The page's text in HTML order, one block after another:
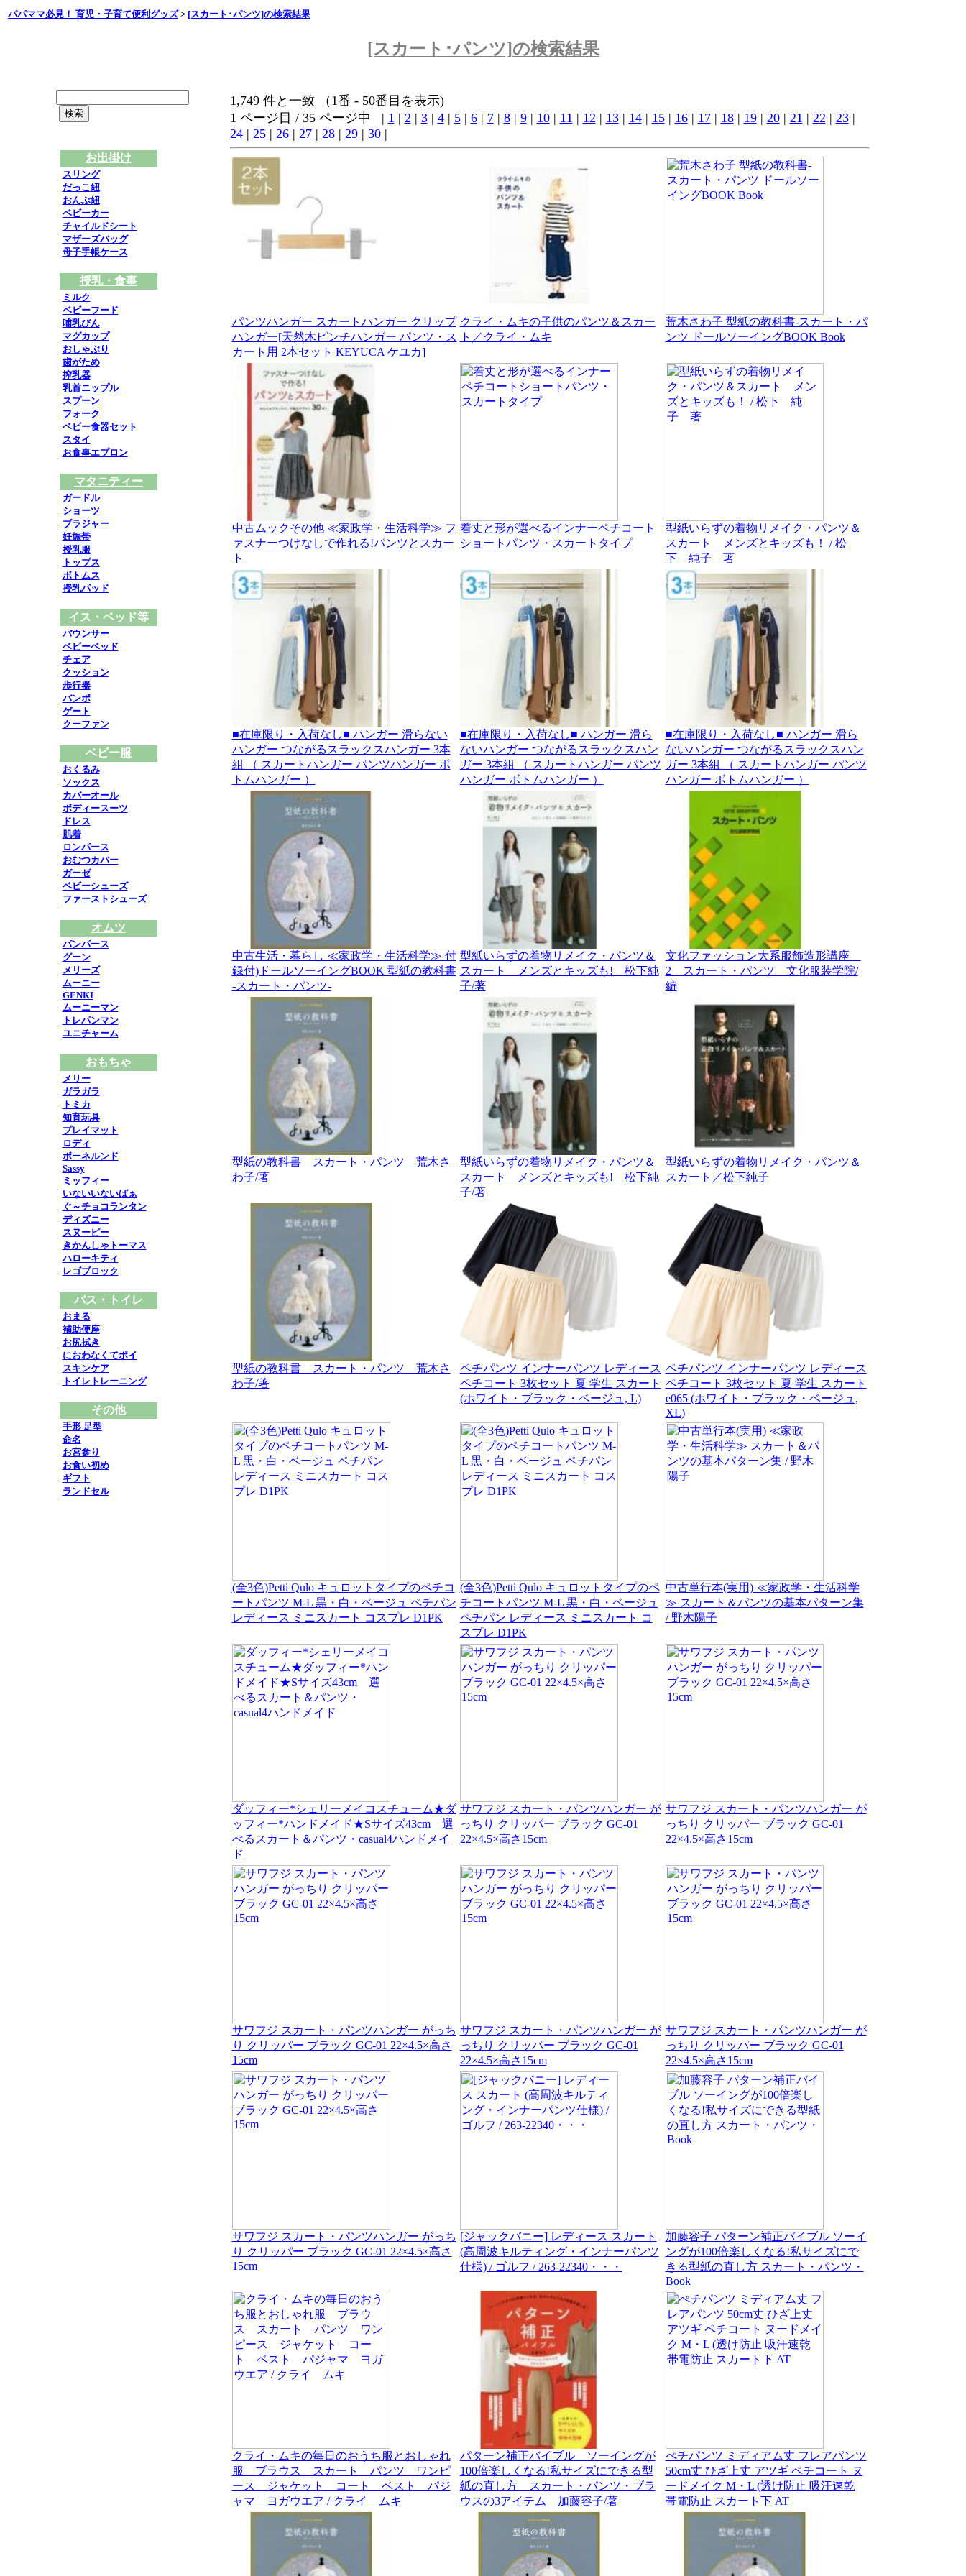
パパママ必見！ 育児・子育て便利グッズ> [スカート･パンツ]の検索結果
[スカート･パンツ]の検索結果
お出掛け
スリング
だっこ紐
おんぶ紐
ベビーカー
チャイルドシート
マザーズバッグ
母子手帳ケース
授乳・食事
ミルク
ベビーフード
哺乳びん
マグカップ
おしゃぶり
歯がため
搾乳器
乳首ニップル
スプーン
フォーク
ベビー食器セット
スタイ
お食事エプロン
マタニティー
ガードル
ショーツ
ブラジャー
妊娠帯
授乳服
トップス
ボトムス
授乳パッド
イス・ベッド等
バウンサー
ベビーベッド
チェア
クッション
歩行器
バンボ
ゲート
クーファン
ベビー服
おくるみ
ソックス
カバーオール
ボディースーツ
ドレス
肌着
ロンパース
おむつカバー
ガーゼ
ベビーシューズ
ファーストシューズ
オムツ
パンパース
グーン
メリーズ
ムーニー
GENKI
ムーニーマン
トレパンマン
ユニチャーム
おもちゃ
メリー
ガラガラ
トミカ
知育玩具
プレイマット
ロディ
ボーネルンド
Sassy
ミッフィー
いないいないばぁ
ぐ～チョコランタン
ディズニー
スヌーピー
きかんしゃトーマス
ハローキティ
レゴブロック
バス・トイレ
おまる
補助便座
お尻拭き
におわなくてポイ
スキンケア
トイレトレーニング
その他
手形 足型
命名
お宮参り
お食い初め
ギフト
ランドセル
1,749 件と一致 （1番 - 50番目を表示)
1 ページ目 / 35 ページ中 | 1 | 2 | 3| 4| 5| 6| 7| 8| 9| 10| 11 | 12 | 13| 14| 15| 16| 17| 18| 19| 20| 21 | 22 | 23|
24| 25| 26| 27| 28| 29| 30|
パンツハンガー スカートハンガー クリップ
ハンガー[天然木ピンチハンガー パンツ・ス
カート用 2本セット KEYUCA ケユカ]
クライ・ムキの子供のパンツ＆スカー
ト／クライ・ムキ
荒木さわ子 型紙の教科書-スカート・パ
ンツ ドールソーイングBOOK Book
中古ムックその他 ≪家政学・生活科学≫ フ
ァスナーつけなしで作れる!パンツとスカー
ト
着丈と形が選べるインナーペチコート
ショートパンツ・スカートタイプ
型紙いらずの着物リメイク・パンツ＆
スカート メンズとキッズも！ / 松
下 純子 著
■在庫限り・入荷なし■ ハンガー 滑らない
ハンガー つながるスラックスハンガー 3本
組 （ スカートハンガー パンツハンガー ボ
トムハンガー ）
■在庫限り・入荷なし■ ハンガー 滑ら
ないハンガー つながるスラックスハン
ガー 3本組 （ スカートハンガー パンツ
ハンガー ボトムハンガー ）
■在庫限り・入荷なし■ ハンガー 滑ら
ないハンガー つながるスラックスハン
ガー 3本組 （ スカートハンガー パンツ
ハンガー ボトムハンガー ）
中古生活・暮らし ≪家政学・生活科学≫ 付
録付)ドールソーイングBOOK 型紙の教科書
-スカート・パンツ-
型紙いらずの着物リメイク・パンツ＆
スカート メンズとキッズも! 松下純
子/著
文化ファッション大系服飾造形講座
2 スカート・パンツ 文化服装学院/
編
型紙の教科書 スカート・パンツ 荒木さ
わ子/著
型紙いらずの着物リメイク・パンツ＆
スカート メンズとキッズも! 松下純
子/著
型紙いらずの着物リメイク・パンツ＆
スカート／松下純子
型紙の教科書 スカート・パンツ 荒木さ
わ子/著
ペチパンツ インナーパンツ レディース
ペチコート 3枚セット 夏 学生 スカート
(ホワイト・ブラック・ベージュ, L)
ペチパンツ インナーパンツ レディース
ペチコート 3枚セット 夏 学生 スカート
e065 (ホワイト・ブラック・ベージュ,
XL)
(全3色)Petti Qulo キュロットタイプのペチコ
ートパンツ M-L 黒・白・ベージュ ペチパン
レディース ミニスカート コスプレ D1PK
(全3色)Petti Qulo キュロットタイプのペ
チコートパンツ M-L 黒・白・ベージュ
ペチパン レディース ミニスカート コ
スプレ D1PK
中古単行本(実用) ≪家政学・生活科学
≫ スカート＆パンツの基本パターン集
/ 野木陽子
ダッフィー*シェリーメイコスチューム★ダ
ッフィー*ハンドメイド★Sサイズ43cm 選
べるスカート＆パンツ・casual4ハンドメイ
ド
サワフジ スカート・パンツハンガー が
っちり クリッパー ブラック GC-01
22×4.5×高さ15cm
サワフジ スカート・パンツハンガー が
っちり クリッパー ブラック GC-01
22×4.5×高さ15cm
サワフジ スカート・パンツハンガー がっち
り クリッパー ブラック GC-01 22×4.5×高さ
15cm
サワフジ スカート・パンツハンガー が
っちり クリッパー ブラック GC-01
22×4.5×高さ15cm
サワフジ スカート・パンツハンガー が
っちり クリッパー ブラック GC-01
22×4.5×高さ15cm
サワフジ スカート・パンツハンガー がっち
り クリッパー ブラック GC-01 22×4.5×高さ
15cm
[ジャックバニー] レディース スカート
(高周波キルティング・インナーパンツ
仕様) / ゴルフ / 263-22340・・・
加藤容子 パターン補正バイブル ソーイ
ングが100倍楽しくなる!私サイズにで
きる型紙の直し方 スカート・パンツ・
Book
クライ・ムキの毎日のおうち服とおしゃれ
服 ブラウス スカート パンツ ワンピ
ース ジャケット コート ベスト パジ
ャマ ヨガウエア / クライ ムキ
パターン補正バイブル ソーイングが
100倍楽しくなる!私サイズにできる型
紙の直し方 スカート・パンツ・ブラ
ウスの3アイテム 加藤容子/著
ぺチパンツ ミディアム丈 フレアパンツ
50cm丈 ひざ上丈 アツギ ペチコート ヌ
ードメイク M・L (透け防止 吸汗速乾
帯電防止 スカート下 AT